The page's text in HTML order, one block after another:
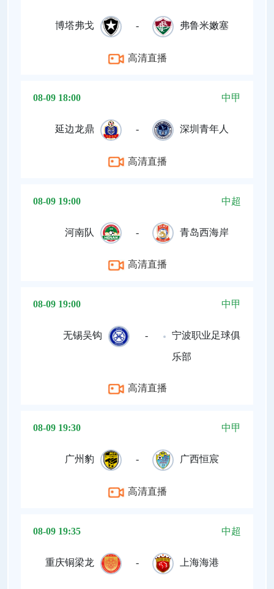
博塔弗戈 - 弗鲁米嫩塞
高清直播
08-09 18:00 中甲
延边龙鼎 - 深圳青年人
高清直播
08-09 19:00 中超
河南队 - 青岛西海岸
高清直播
08-09 19:00 中甲
无锡吴钩 - 宁波职业足球俱
乐部
高清直播
08-09 19:30 中甲
广州豹 - 广西恒宸
高清直播
08-09 19:35 中超
重庆铜梁龙 - 上海海港